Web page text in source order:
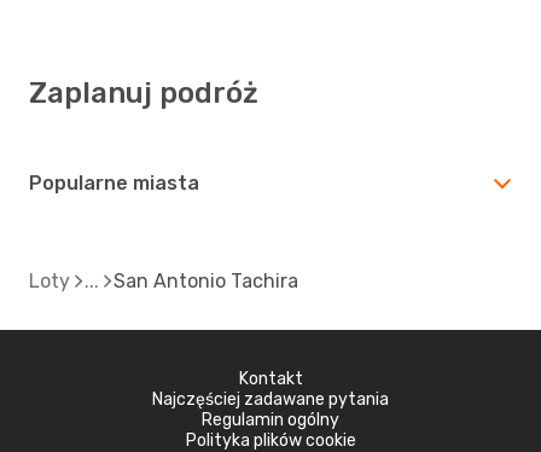
Zaplanuj podróż
Popularne miasta
Loty San Antonio Tachira
Kontakt
Najczęściej zadawane pytania
Regulamin ogólny
Polityka plików cookie